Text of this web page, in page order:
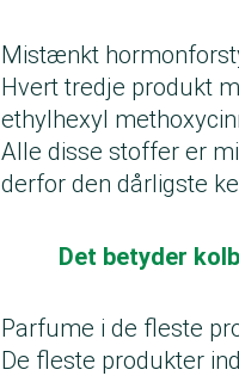
Mistænkt
Hvert tredje produkt
ethylhexyl
Alle disse stoffer er
derfor den dårligste
Det betyder
Parfume i de fleste
De fleste produkter